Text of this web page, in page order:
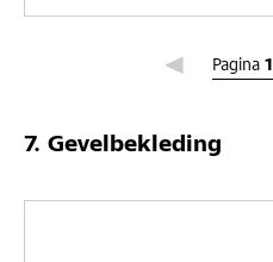
Pagina 1
Pagina 1
Gevelbekleding